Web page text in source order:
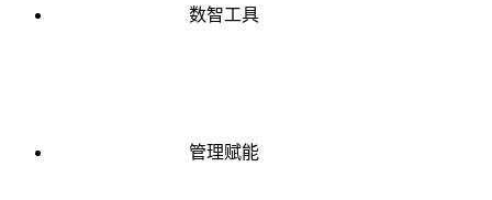
数智工具
管理赋能